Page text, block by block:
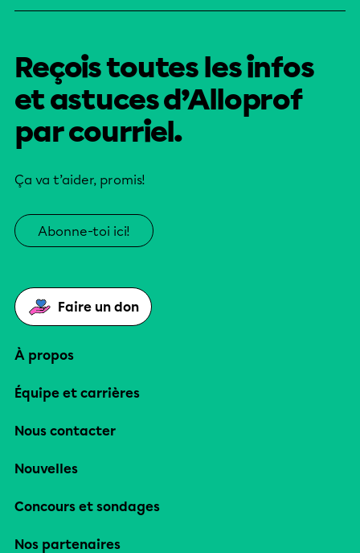
Reçois toutes les infos
et astuces d’Alloprof
par courriel.
Ça va t’aider, promis!
Abonne-toi ici!
Faire un don
À propos
Équipe et carrières
Nous contacter
Nouvelles
Concours et sondages
Nos partenaires